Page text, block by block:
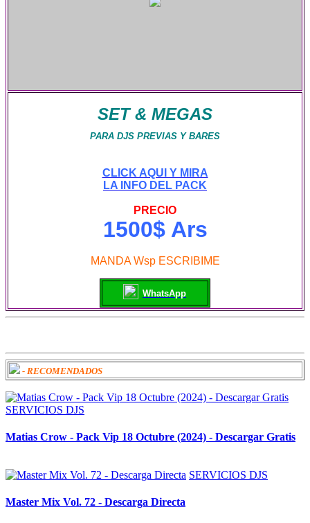
SET & MEGAS
PARA DJS PREVIAS Y BARES
CLICK AQUI Y MIRA
LA INFO DEL PACK
PRECIO
1500$ Ars
MANDA Wsp ESCRIBIME
WhatsApp
- RECOMENDADOS
SERVICIOS DJS
Matias Crow - Pack Vip 18 Octubre (2024) - Descargar Gratis
SERVICIOS DJS
Master Mix Vol. 72 - Descarga Directa